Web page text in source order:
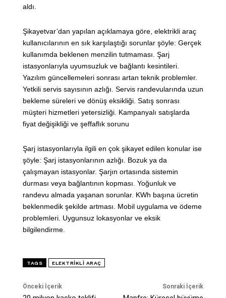
aldı.
Şikayetvar’dan yapılan açıklamaya göre, elektrikli araç
kullanıcılarının en sık karşılaştığı sorunlar şöyle: Gerçek
kullanımda beklenen menzilin tutmaması. Şarj
istasyonlarıyla uyumsuzluk ve bağlantı kesintileri.
Yazılım güncellemeleri sonrası artan teknik problemler.
Yetkili servis sayısının azlığı. Servis randevularında uzun
bekleme süreleri ve dönüş eksikliği. Satış sonrası
müşteri hizmetleri yetersizliği. Kampanyalı satışlarda
fiyat değişikliği ve şeffaflık sorunu
Şarj istasyonlarıyla ilgili en çok şikayet edilen konular ise
şöyle: Şarj istasyonlarının azlığı. Bozuk ya da
çalışmayan istasyonlar. Şarjın ortasında sistemin
durması veya bağlantının kopması. Yoğunluk ve
randevu almada yaşanan sorunlar. KWh başına ücretin
beklenmedik şekilde artması. Mobil uygulama ve ödeme
problemleri. Uygunsuz lokasyonlar ve eksik
bilgilendirme.
TAGS ELEKTRIKLI ARAÇ
Önceki İçerik Sonraki İçerik